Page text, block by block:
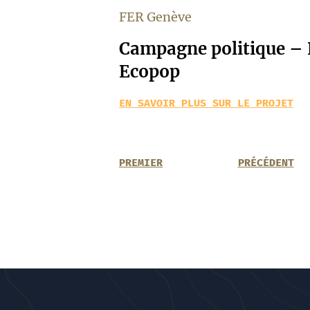
FER Genève
Campagne politique
Ecopop
EN SAVOIR PLUS SUR LE PROJET
PREMIER PRÉCÉDENT